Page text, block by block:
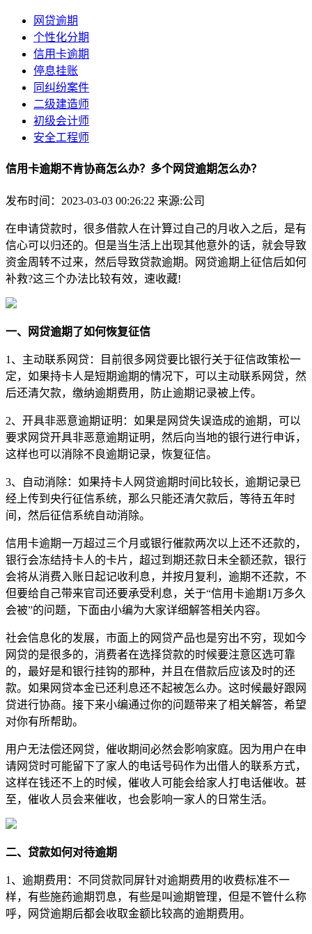
网贷逾期
个性化分期
信用卡逾期
停息挂账
同纠纷案件
二级建造师
初级会计师
安全工程师
信用卡逾期不肯协商怎么办？多个网贷逾期怎么办？
发布时间：2023-03-03 00:26:22 来源:公司
在申请贷款时，很多借款人在计算过自己的月收入之后，是有
信心可以归还的。但是当生活上出现其他意外的话，就会导致
资金周转不过来，然后导致贷款逾期。网贷逾期上征信后如何
补救?这三个办法比较有效，速收藏!
一、网贷逾期了如何恢复征信
1、主动联系网贷：目前很多网贷要比银行关于征信政策松一
定，如果持卡人是短期逾期的情况下，可以主动联系网贷，然
后还清欠款，缴纳逾期费用，防止逾期记录被上传。
2、开具非恶意逾期证明：如果是网贷失误造成的逾期，可以
要求网贷开具非恶意逾期证明，然后向当地的银行进行申诉，
这样也可以消除不良逾期记录，恢复征信。
3、自动消除：如果持卡人网贷逾期时间比较长，逾期记录已
经上传到央行征信系统，那么只能还清欠款后，等待五年时
间，然后征信系统自动消除。
信用卡逾期一万超过三个月或银行催款两次以上还不还款的，
银行会冻结持卡人的卡片，超过到期还款日未全额还款，银行
会将从消费入账日起记收利息，并按月复利，逾期不还款，不
但要给自己带来官司还要承受利息，关于“信用卡逾期1万多久
会被”的问题，下面由小编为大家详细解答相关内容。
社会信息化的发展，市面上的网贷产品也是穷出不穷，现如今
网贷的是很多的，消费者在选择贷款的时候要注意区选可靠
的，最好是和银行挂钩的那种，并且在借款后应该及时的还
款。如果网贷本金已还利息还不起被怎么办。这时候最好跟网
贷进行协商。接下来小编通过你的问题带来了相关解答，希望
对你有所帮助。
用户无法偿还网贷，催收期间必然会影响家庭。因为用户在申
请网贷时可能留下了家人的电话号码作为出借人的联系方式，
这样在钱还不上的时候，催收人可能会给家人打电话催收。甚
至，催收人员会来催收，也会影响一家人的日常生活。
二、贷款如何对待逾期
1、逾期费用：不同贷款同屏针对逾期费用的收费标准不一
样，有些施药逾期罚息，有些是叫逾期管理，但是不管什么称
呼，网贷逾期后都会收取金额比较高的逾期费用。